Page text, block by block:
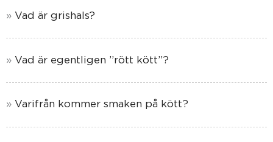
Vad är grishals?
Vad är egentligen ”rött kött”?
Varifrån kommer smaken på kött?